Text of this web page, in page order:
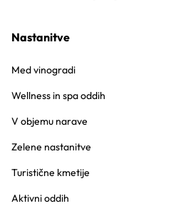
Nastanitve
Med vinogradi
Wellness in spa oddih
V objemu narave
Zelene nastanitve
Turistične kmetije
Aktivni oddih